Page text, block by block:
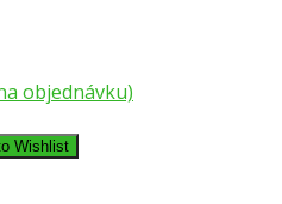
objednávku)
Wishlist